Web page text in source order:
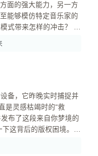
面的强大能力，另一方
能够模仿特定音乐家的
带来怎样的冲击？ 作
。这让我感到既兴奋
备，它昨晚实时捕捉并
是灵感枯竭时的“救
布了这段来自你梦境的